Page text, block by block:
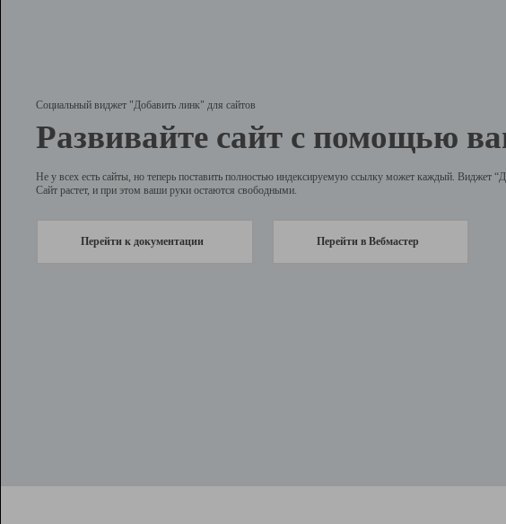
Социальный виджет "Добавить линк" для сайтов
Развивайте сайт с помощью
Не у всех есть сайты, но теперь поставить полностью индексируемую ссылку может каждый. Виджет
Сайт растет, и при этом ваши руки остаются свободными.
Перейти к документации Перейти в Вебмастер